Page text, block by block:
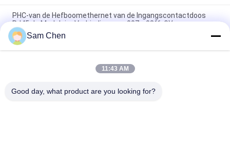
PHC-van de Hefboomethernet van de Ingangscontactdoos
RJ45 de Modulaire Verbinding rms-007c-08f6-GY
Magnetische RJ45 Ethernet Jack RMA-392G-160F13-22 2 x 8
Haven PBT
RJ45-de Enige Haven van de Netwerkhaven 8P8C Netwerk van
Sam Chen
11:43 AM
Good day, what product are you looking for?